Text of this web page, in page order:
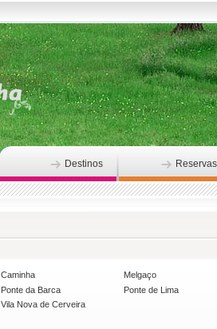
Destinos Reservas
Caminha
Melgaço
Ponte da Barca
Ponte de Lima
Vila Nova de Cerveira